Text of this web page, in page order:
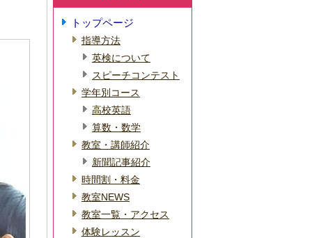
トップページ
指導方法
英検について
スピーチコンテスト
学年別コース
高校英語
算数・数学
教室・講師紹介
新聞記事紹介
時間割・料金
教室NEWS
教室一覧・アクセス
体験レッスン